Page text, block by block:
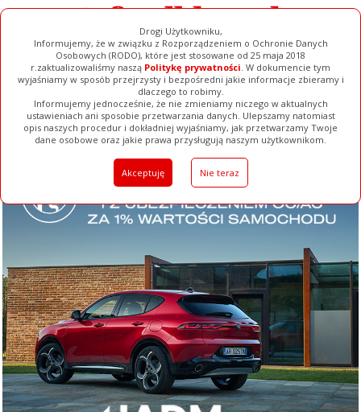
Drogi Użytkowniku,
Informujemy, że w związku z Rozporządzeniem o Ochronie Danych
Osobowych (RODO), które jest stosowane od 25 maja 2018
r.zaktualizowaliśmy naszą Politykę prywatności. W dokumencie tym
wyjaśniamy w sposób przejrzysty i bezpośredni jakie informacje zbieramy i
dlaczego to robimy.
Informujemy jednocześnie, że nie zmieniamy niczego w aktualnych
ustawieniach ani sposobie przetwarzania danych. Ulepszamy natomiast
opis naszych procedur i dokładniej wyjaśniamy, jak przetwarzamy Twoje
dane osobowe oraz jakie prawa przysługują naszym użytkownikom.
Akceptuję Nie teraz
Ogłoszenia Filmy Galerie Baza Firm Pełna Wersja